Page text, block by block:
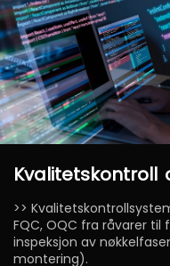
Kvalitetskontroll
>>
FQC, OQC fra råvarer til
inspeksjon av
montering).